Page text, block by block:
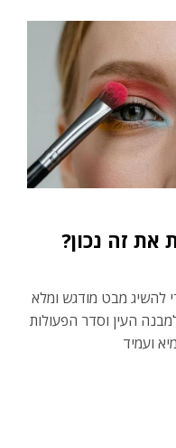
את זה נכון?
להשיג מבט מודגש ומלא
העין וסדר הפעולות
ועמיד